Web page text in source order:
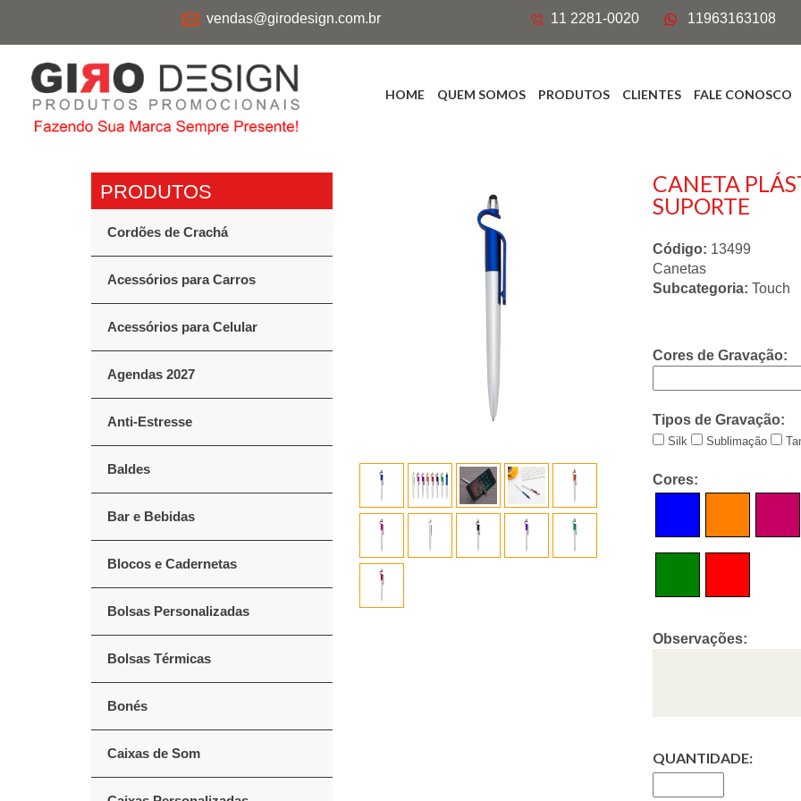
vendas@girodesign.com.br 11 2281-0020 11963163108
HOME QUEM SOMOS PRODUTOS CLIENTES FALE CONOSCO
Cordões de Crachá
Acessórios para Carros
Acessórios para Celular
Agendas 2027
Anti-Estresse
Baldes
Bar e Bebidas
Blocos e Cadernetas
Bolsas Personalizadas
Bolsas Térmicas
Bonés
Caixas de Som
CANETA
SUPORTE
Código: 13499
Canetas
Subcategoria: Touch
Cores de Gravação:
Tipos de Gravação:
Silk Sublimação
Cores:
Observações:
QUANTIDADE: